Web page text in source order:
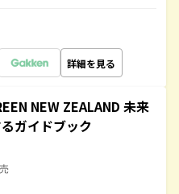
詳細を見る
NEW ZEALAND 未来
ガイドブック